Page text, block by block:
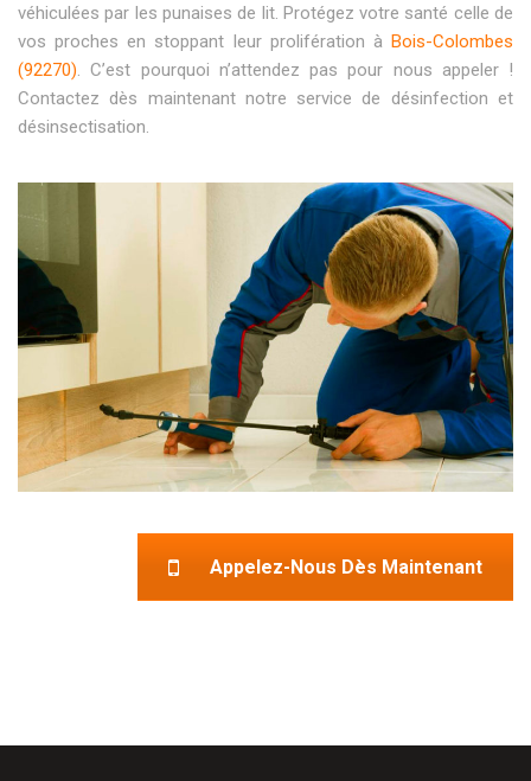
véhiculées par les punaises de lit. Protégez votre santé celle de
vos proches en stoppant leur prolifération à Bois-Colombes
(92270). C’est pourquoi n’attendez pas pour nous appeler !
Contactez dès maintenant notre service de désinfection et
désinsectisation.
Appelez-Nous Dès Maintenant